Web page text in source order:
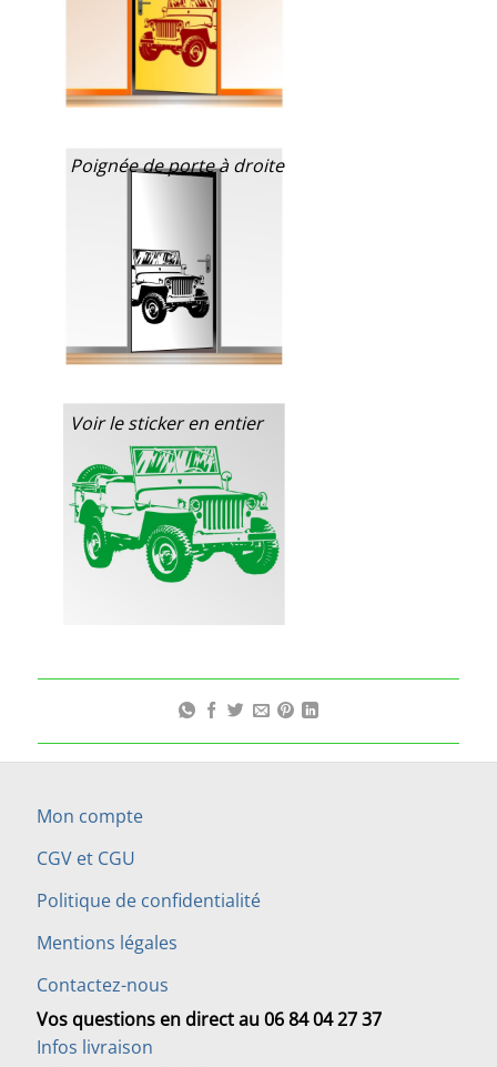
Poignée de porte à droite
Voir le sticker en entier
Mon compte
CGV et CGU
Politique de confidentialité
Mentions légales
Contactez-nous
Vos questions en direct au 06 84 04 27 37
Infos livraison